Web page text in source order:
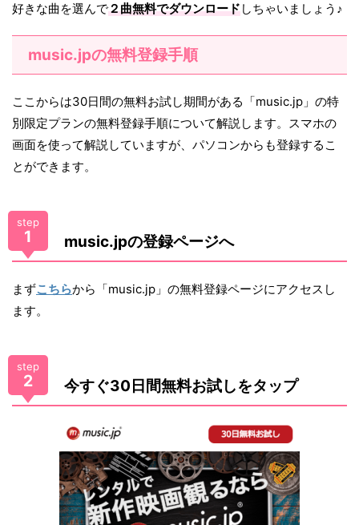
好きな曲を選んで２曲無料でダウンロードしちゃいましょう♪
music.jpの無料登録手順
ここからは30日間の無料お試し期間がある「music.jp」の特
別限定プランの無料登録手順について解説します。スマホの
画面を使って解説していますが、パソコンからも登録するこ
とができます。
step
1 music.jpの登録ページへ
まずこちらから「music.jp」の無料登録ページにアクセスし
ます。
step
2 今すぐ30日間無料お試しをタップ